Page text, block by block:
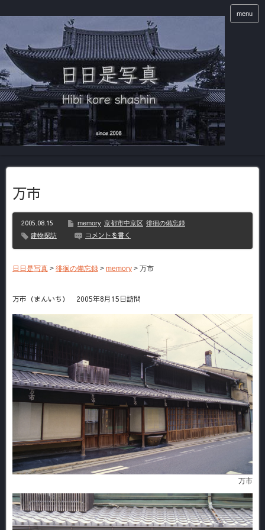
menu
万市
2005.08.15 memory 京都市中京区 徘徊の備忘録
建物探訪
コメントを書く
日日是写真 > 徘徊の備忘録 > memory > 万市
万市（まんいち） 2005年8月15日訪問
万市